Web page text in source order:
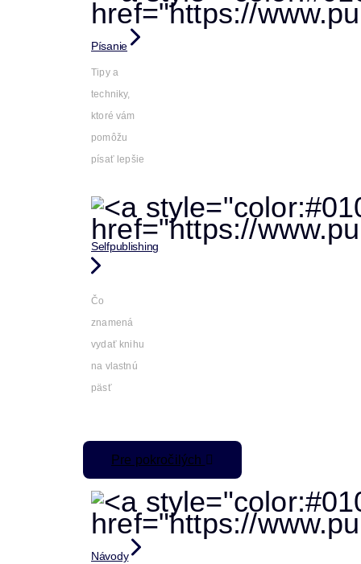
Písanie
Tipy a
techniky,
ktoré vám
pomôžu
písať lepšie
Selfpublishing
Čo
znamená
vydať knihu
na vlastnú
päsť
Pre pokročilých
Návody